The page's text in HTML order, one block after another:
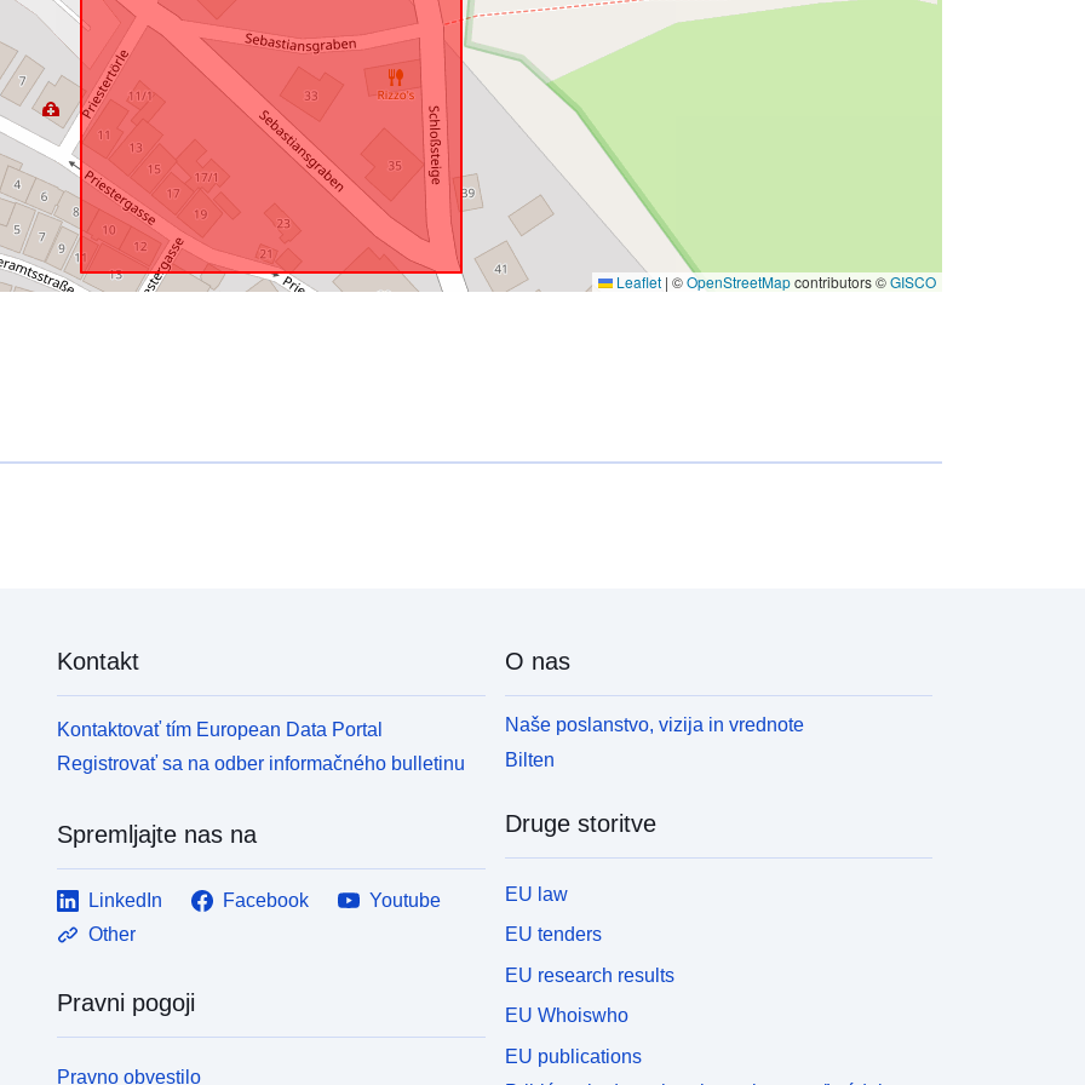
Leaflet | ©OpenStreetMapcontributors ©GISCO
Kontakt
Kontaktovať tím European Data Portal
Registrovať sa na odber informačného bulletinu
Spremljajte nas na
LinkedIn Facebook
Youtube
Other
Pravni pogoji
Pravno obvestilo
O nas
Naše poslanstvo, vizija in vrednote
Bilten
Druge storitve
EU law
EU tenders
EU research results
EU Whoiswho
EU publications